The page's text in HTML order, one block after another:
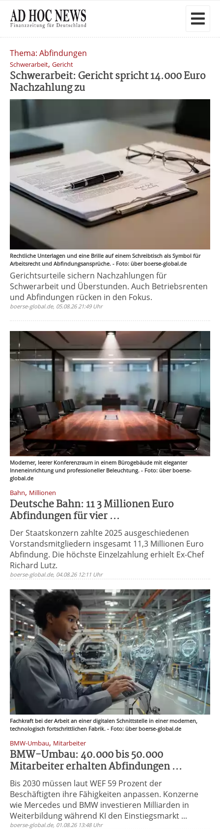
Thema: Abfindungen
Schwerarbeit, Gericht
Schwerarbeit: Gericht spricht 14.000 Euro
Nachzahlung zu
Rechtliche Unterlagen und eine Brille auf einem Schreibtisch als Symbol für
Arbeitsrecht und Abfindungsansprüche. - Foto: über boerse-global.de
Gerichtsurteile sichern Nachzahlungen für
Schwerarbeit und Überstunden. Auch Betriebsrenten
und Abfindungen rücken in den Fokus.
boerse-global.de, 05.08.26 21:49 Uhr
Moderner, leerer Konferenzraum in einem Bürogebäude mit eleganter
Inneneinrichtung und professioneller Beleuchtung. - Foto: über boerse-
global.de
Bahn, Millionen
Deutsche Bahn: 11 3 Millionen Euro
Abfindungen für vier ...
Der Staatskonzern zahlte 2025 ausgeschiedenen
Vorstandsmitgliedern insgesamt 11,3 Millionen Euro
Abfindung. Die höchste Einzelzahlung erhielt Ex-Chef
Richard Lutz.
boerse-global.de, 04.08.26 12:11 Uhr
Fachkraft bei der Arbeit an einer digitalen Schnittstelle in einer modernen,
technologisch fortschrittlichen Fabrik. - Foto: über boerse-global.de
BMW-Umbau, Mitarbeiter
BMW-Umbau: 40.000 bis 50.000
Mitarbeiter erhalten Abfindungen ...
Bis 2030 müssen laut WEF 59 Prozent der
Beschäftigten ihre Fähigkeiten anpassen. Konzerne
wie Mercedes und BMW investieren Milliarden in
Weiterbildung während KI den Einstiegsmarkt ...
boerse-global.de, 01.08.26 13:48 Uhr